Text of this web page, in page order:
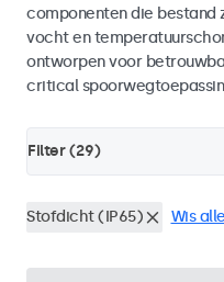
componenten die bestand
vocht en
ontworpen voor
critical
Filter (29)
Stofdicht (IP65) Wis